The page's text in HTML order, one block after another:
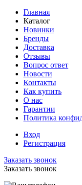
Главная
Каталог
Новинки
Бренды
Доставка
Отзывы
Вопрос ответ
Новости
Контакты
Как купить
О нас
Гарантии
Политика
Вход
Регистрация
Заказать звонок
Заказать звонок